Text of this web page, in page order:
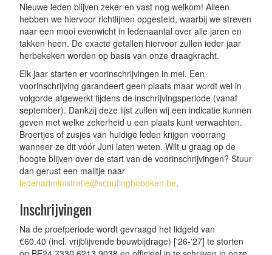
Nieuwe leden blijven zeker en vast nog welkom! Alleen
hebben we hiervoor richtlijnen opgesteld, waarbij we streven
naar een mooi evenwicht in ledenaantal over alle jaren en
takken heen. De exacte getallen hiervoor zullen ieder jaar
herbekeken worden op basis van onze draagkracht.
Elk jaar starten er voorinschrijvingen in mei. Een
voorinschrijving garandeert geen plaats maar wordt wel in
volgorde afgewerkt tijdens de inschrijvingsperiode (vanaf
september). Dankzij deze lijst zullen wij een indicatie kunnen
geven met welke zekerheid u een plaats kunt verwachten.
Broertjes of zusjes van huidige leden krijgen voorrang
wanneer ze dit vóór Juni laten weten. Wilt u graag op de
hoogte blijven over de start van de voorinschrijvingen? Stuur
dan gerust een mailtje naar
ledenadministratie@scoutinghoboken.be.
Inschrijvingen
Na de proefperiode wordt gevraagd het lidgeld van
€60.40 (incl. vrijblijvende bouwbijdrage) ['26-'27] te storten